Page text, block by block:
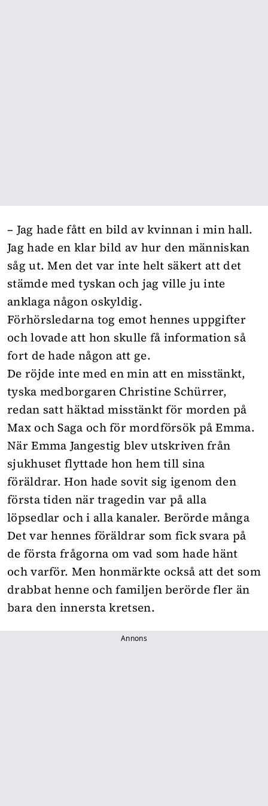
– Jag hade fått en bild av kvinnan i min hall.
Jag hade en klar bild av hur den människan
såg ut. Men det var inte helt säkert att det
stämde med tyskan och jag ville ju inte
anklaga någon oskyldig.
Förhörsledarna tog emot hennes uppgifter
och lovade att hon skulle få information så
fort de hade någon att ge.
De röjde inte med en min att en misstänkt,
tyska medborgaren Christine Schürrer,
redan satt häktad misstänkt för morden på
Max och Saga och för mordförsök på Emma.
När Emma Jangestig blev utskriven från
sjukhuset flyttade hon hem till sina
föräldrar. Hon hade sovit sig igenom den
första tiden när tragedin var på alla
löpsedlar och i alla kanaler. Berörde många
Det var hennes föräldrar som fick svara på
de första frågorna om vad som hade hänt
och varför. Men honmärkte också att det som
drabbat henne och familjen berörde fler än
bara den innersta kretsen.
Annons